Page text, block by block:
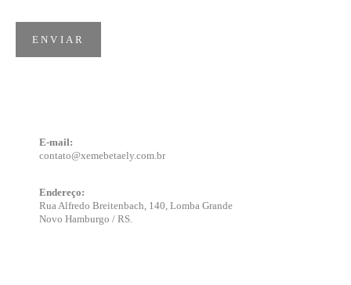
ENVIAR
E-mail:
contato@xemebetaely.com.br
Endereço:
Rua Alfredo Breitenbach, 140, Lomba Grande
Novo Hamburgo / RS.